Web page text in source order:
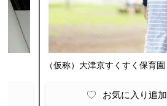
（仮称）大津京すくすく保育園
お気に入り追加